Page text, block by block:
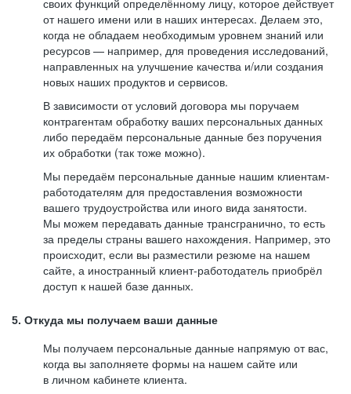
своих функций определённому лицу, которое действует
от нашего имени или в наших интересах. Делаем это,
когда не обладаем необходимым уровнем знаний или
ресурсов — например, для проведения исследований,
направленных на улучшение качества и/или создания
новых наших продуктов и сервисов.
В зависимости от условий договора мы поручаем
контрагентам обработку ваших персональных данных
либо передаём персональные данные без поручения
их обработки (так тоже можно).
Мы передаём персональные данные нашим клиентам-
работодателям для предоставления возможности
вашего трудоустройства или иного вида занятости.
Мы можем передавать данные трансгранично, то есть
за пределы страны вашего нахождения. Например, это
происходит, если вы разместили резюме на нашем
сайте, а иностранный клиент-работодатель приобрёл
доступ к нашей базе данных.
5. Откуда мы получаем ваши данные
Мы получаем персональные данные напрямую от вас,
когда вы заполняете формы на нашем сайте или
в личном кабинете клиента.